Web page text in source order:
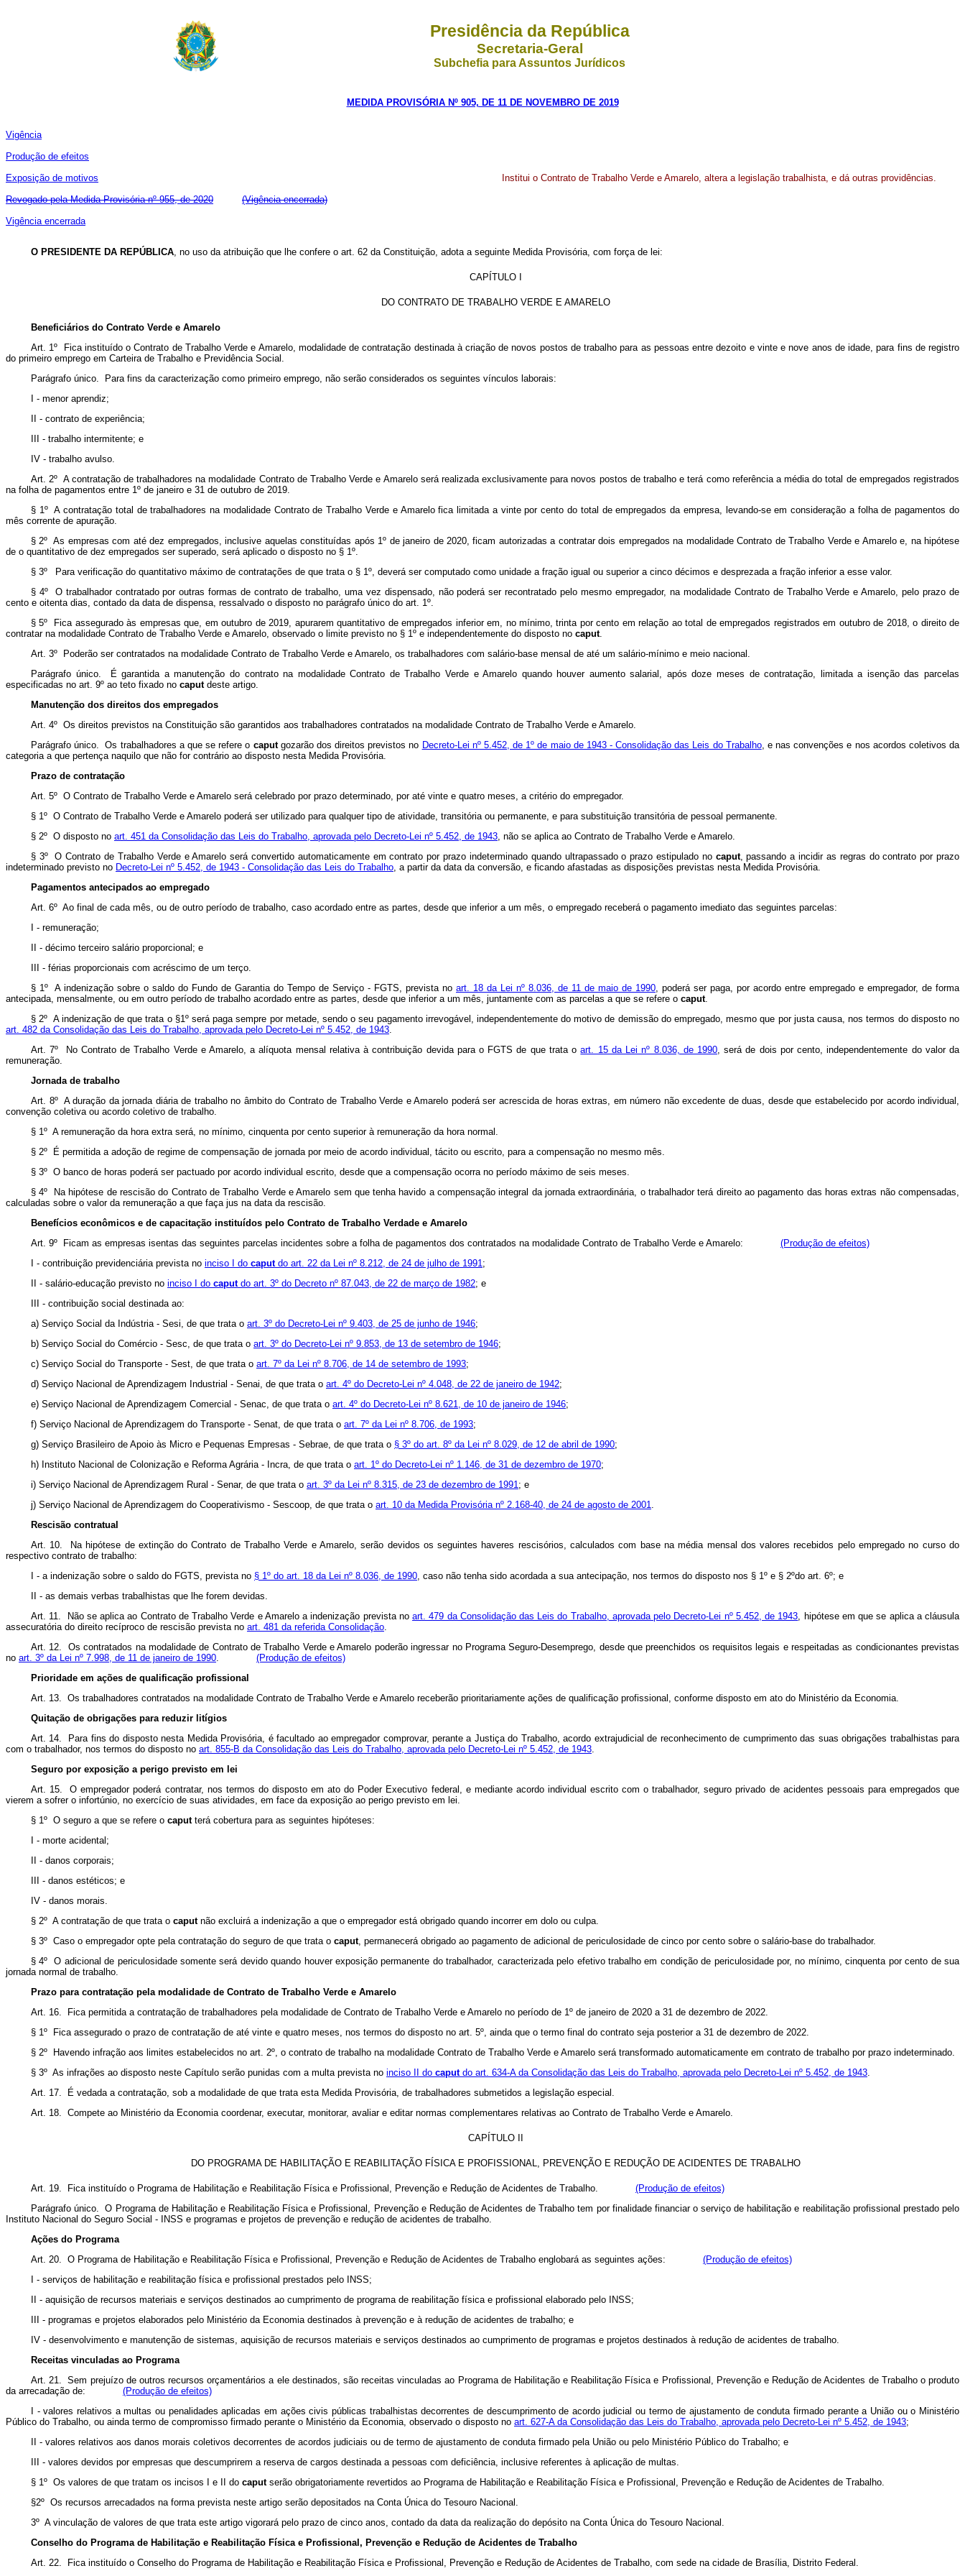
Presidência da República
Secretaria-Geral
Subchefia para Assuntos Jurídicos
MEDIDA PROVISÓRIA Nº 905, DE 11 DE NOVEMBRO DE 2019
Vigência
Produção de efeitos
Exposição de motivos
Revogado pela Medida Provisória nº 955, de 2020
(Vigência encerrada)
Vigência encerrada
Institui o Contrato de Trabalho Verde e Amarelo, altera a legislação trabalhista, e dá outras providências.
O PRESIDENTE DA REPÚBLICA, no uso da atribuição que lhe confere o art. 62 da Constituição, adota a seguinte Medida Provisória, com força de lei:
CAPÍTULO I
DO CONTRATO DE TRABALHO VERDE E AMARELO
Beneficiários do Contrato Verde e Amarelo
Art. 1º Fica instituído o Contrato de Trabalho Verde e Amarelo, modalidade de contratação destinada à criação de novos postos de trabalho para as pessoas entre dezoito e vinte e nove anos de idade, para fins de registro
do primeiro emprego em Carteira de Trabalho e Previdência Social.
Parágrafo único. Para fins da caracterização como primeiro emprego, não serão considerados os seguintes vínculos laborais:
I - menor aprendiz;
II - contrato de experiência;
III - trabalho intermitente; e
IV - trabalho avulso.
Art. 2º A contratação de trabalhadores na modalidade Contrato de Trabalho Verde e Amarelo será realizada exclusivamente para novos postos de trabalho e terá como referência a média do total de empregados registrados
na folha de pagamentos entre 1º de janeiro e 31 de outubro de 2019.
§ 1º A contratação total de trabalhadores na modalidade Contrato de Trabalho Verde e Amarelo fica limitada a vinte por cento do total de empregados da empresa, levando-se em consideração a folha de pagamentos do
mês corrente de apuração.
§ 2º As empresas com até dez empregados, inclusive aquelas constituídas após 1º de janeiro de 2020, ficam autorizadas a contratar dois empregados na modalidade Contrato de Trabalho Verde e Amarelo e, na hipótese
de o quantitativo de dez empregados ser superado, será aplicado o disposto no § 1º.
§ 3º Para verificação do quantitativo máximo de contratações de que trata o § 1º, deverá ser computado como unidade a fração igual ou superior a cinco décimos e desprezada a fração inferior a esse valor.
§ 4º O trabalhador contratado por outras formas de contrato de trabalho, uma vez dispensado, não poderá ser recontratado pelo mesmo empregador, na modalidade Contrato de Trabalho Verde e Amarelo, pelo prazo de
cento e oitenta dias, contado da data de dispensa, ressalvado o disposto no parágrafo único do art. 1º.
§ 5º Fica assegurado às empresas que, em outubro de 2019, apurarem quantitativo de empregados inferior em, no mínimo, trinta por cento em relação ao total de empregados registrados em outubro de 2018, o direito de
contratar na modalidade Contrato de Trabalho Verde e Amarelo, observado o limite previsto no § 1º e independentemente do disposto no caput.
Art. 3º Poderão ser contratados na modalidade Contrato de Trabalho Verde e Amarelo, os trabalhadores com salário-base mensal de até um salário-mínimo e meio nacional.
Parágrafo único. É garantida a manutenção do contrato na modalidade Contrato de Trabalho Verde e Amarelo quando houver aumento salarial, após doze meses de contratação, limitada a isenção das parcelas
especificadas no art. 9º ao teto fixado no caputdeste artigo.
Manutenção dos direitos dos empregados
Art. 4º Os direitos previstos na Constituição são garantidos aos trabalhadores contratados na modalidade Contrato de Trabalho Verde e Amarelo.
Parágrafo único. Os trabalhadores a que se refere o caput gozarão dos direitos previstos no Decreto-Lei nº 5.452, de 1º de maio de 1943 - Consolidação das Leis do Trabalho, e nas convenções e nos acordos coletivos da
categoria a que pertença naquilo que não for contrário ao disposto nesta Medida Provisória.
Prazo de contratação
Art. 5º O Contrato de Trabalho Verde e Amarelo será celebrado por prazo determinado, por até vinte e quatro meses, a critério do empregador.
§ 1º O Contrato de Trabalho Verde e Amarelo poderá ser utilizado para qualquer tipo de atividade, transitória ou permanente, e para substituição transitória de pessoal permanente.
§ 2º O disposto no art. 451 da Consolidação das Leis do Trabalho, aprovada pelo Decreto-Lei nº 5.452, de 1943, não se aplica ao Contrato de Trabalho Verde e Amarelo.
§ 3º O Contrato de Trabalho Verde e Amarelo será convertido automaticamente em contrato por prazo indeterminado quando ultrapassado o prazo estipulado no caput, passando a incidir as regras do contrato por prazo
indeterminado previsto no Decreto-Lei nº 5.452, de 1943 - Consolidação das Leis do Trabalho, a partir da data da conversão, e ficando afastadas as disposições previstas nesta Medida Provisória.
Pagamentos antecipados ao empregado
Art. 6º Ao final de cada mês, ou de outro período de trabalho, caso acordado entre as partes, desde que inferior a um mês, o empregado receberá o pagamento imediato das seguintes parcelas:
I - remuneração;
II - décimo terceiro salário proporcional; e
III - férias proporcionais com acréscimo de um terço.
§ 1º A indenização sobre o saldo do Fundo de Garantia do Tempo de Serviço - FGTS, prevista no art. 18 da Lei nº 8.036, de 11 de maio de 1990, poderá ser paga, por acordo entre empregado e empregador, de forma
antecipada, mensalmente, ou em outro período de trabalho acordado entre as partes, desde que inferior a um mês, juntamente com as parcelas a que se refere o caput.
§ 2º A indenização de que trata o §1º será paga sempre por metade, sendo o seu pagamento irrevogável, independentemente do motivo de demissão do empregado, mesmo que por justa causa, nos termos do disposto no
art. 482 da Consolidação das Leis do Trabalho, aprovada pelo Decreto-Lei nº 5.452, de 1943.
Art. 7º No Contrato de Trabalho Verde e Amarelo, a alíquota mensal relativa à contribuição devida para o FGTS de que trata oart. 15 da Lei nº 8.036, de 1990, será de dois por cento, independentemente do valor da
remuneração.
Jornada de trabalho
Art. 8º A duração da jornada diária de trabalho no âmbito do Contrato de Trabalho Verde e Amarelo poderá ser acrescida de horas extras, em número não excedente de duas, desde que estabelecido por acordo individual,
convenção coletiva ou acordo coletivo de trabalho.
§ 1º A remuneração da hora extra será, no mínimo, cinquenta por cento superior à remuneração da hora normal.
§ 2º É permitida a adoção de regime de compensação de jornada por meio de acordo individual, tácito ou escrito, para a compensação no mesmo mês.
§ 3º O banco de horas poderá ser pactuado por acordo individual escrito, desde que a compensação ocorra no período máximo de seis meses.
§ 4º Na hipótese de rescisão do Contrato de Trabalho Verde e Amarelo sem que tenha havido a compensação integral da jornada extraordinária, o trabalhador terá direito ao pagamento das horas extras não compensadas,
calculadas sobre o valor da remuneração a que faça jus na data da rescisão.
Benefícios econômicos e de capacitação instituídos pelo Contrato de Trabalho Verdade e Amarelo
Art. 9º Ficam as empresas isentas das seguintes parcelas incidentes sobre a folha de pagamentos dos contratados na modalidade Contrato de Trabalho Verde e Amarelo:
(Produção de efeitos)
I - contribuição previdenciária prevista no inciso I do caput do art. 22 da Lei nº 8.212, de 24 de julho de 1991;
II - salário-educação previsto no inciso I do caput do art. 3º do Decreto nº 87.043, de 22 de março de 1982; e
III - contribuição social destinada ao:
a) Serviço Social da Indústria - Sesi, de que trata o art. 3º do Decreto-Lei nº 9.403, de 25 de junho de 1946;
b) Serviço Social do Comércio - Sesc, de que trata o art. 3º do Decreto-Lei nº 9.853, de 13 de setembro de 1946;
c) Serviço Social do Transporte - Sest, de que trata o art. 7º da Lei nº 8.706, de 14 de setembro de 1993;
d) Serviço Nacional de Aprendizagem Industrial - Senai, de que trata o art. 4º do Decreto-Lei nº 4.048, de 22 de janeiro de 1942;
e) Serviço Nacional de Aprendizagem Comercial - Senac, de que trata o art. 4º do Decreto-Lei nº 8.621, de 10 de janeiro de 1946;
f) Serviço Nacional de Aprendizagem do Transporte - Senat, de que trata o art. 7º da Lei nº 8.706, de 1993;
g) Serviço Brasileiro de Apoio às Micro e Pequenas Empresas - Sebrae, de que trata o § 3º do art. 8º da Lei nº 8.029, de 12 de abril de 1990;
h) Instituto Nacional de Colonização e Reforma Agrária - Incra, de que trata o art. 1º do Decreto-Lei nº 1.146, de 31 de dezembro de 1970;
i) Serviço Nacional de Aprendizagem Rural - Senar, de que trata o art. 3º da Lei nº 8.315, de 23 de dezembro de 1991; e
j) Serviço Nacional de Aprendizagem do Cooperativismo - Sescoop, de que trata o art. 10 da Medida Provisória nº 2.168-40, de 24 de agosto de 2001.
Rescisão contratual
Art. 10. Na hipótese de extinção do Contrato de Trabalho Verde e Amarelo, serão devidos os seguintes haveres rescisórios, calculados com base na média mensal dos valores recebidos pelo empregado no curso do
respectivo contrato de trabalho:
I - a indenização sobre o saldo do FGTS, prevista no § 1º do art. 18 da Lei nº 8.036, de 1990, caso não tenha sido acordada a sua antecipação, nos termos do disposto nos § 1º e § 2ºdo art. 6º; e
II - as demais verbas trabalhistas que lhe forem devidas.
Art. 11. Não se aplica ao Contrato de Trabalho Verde e Amarelo a indenização prevista noart. 479 da Consolidação das Leis do Trabalho, aprovada pelo Decreto-Lei nº 5.452, de 1943, hipótese em que se aplica a cláusula
assecuratória do direito recíproco de rescisão prevista no art. 481 da referida Consolidação.
Art. 12. Os contratados na modalidade de Contrato de Trabalho Verde e Amarelo poderão ingressar no Programa Seguro-Desemprego, desde que preenchidos os requisitos legais e respeitadas as condicionantes previstas
no art. 3º da Lei nº 7.998, de 11 de janeiro de 1990.
(Produção de efeitos)
Prioridade em ações de qualificação profissional
Art. 13. Os trabalhadores contratados na modalidade Contrato de Trabalho Verde e Amarelo receberão prioritariamente ações de qualificação profissional, conforme disposto em ato do Ministério da Economia.
Quitação de obrigações para reduzir litígios
Art. 14. Para fins do disposto nesta Medida Provisória, é facultado ao empregador comprovar, perante a Justiça do Trabalho, acordo extrajudicial de reconhecimento de cumprimento das suas obrigações trabalhistas para
com o trabalhador, nos termos do disposto no art. 855-B da Consolidação das Leis do Trabalho, aprovada pelo Decreto-Lei nº 5.452, de 1943.
Seguro por exposição a perigo previsto em lei
Art. 15. O empregador poderá contratar, nos termos do disposto em ato do Poder Executivo federal, e mediante acordo individual escrito com o trabalhador, seguro privado de acidentes pessoais para empregados que
vierem a sofrer o infortúnio, no exercício de suas atividades, em face da exposição ao perigo previsto em lei.
§ 1º O seguro a que se refere o caputterá cobertura para as seguintes hipóteses:
I - morte acidental;
II - danos corporais;
III - danos estéticos; e
IV - danos morais.
§ 2º A contratação de que trata o caput não excluirá a indenização a que o empregador está obrigado quando incorrer em dolo ou culpa.
§ 3º Caso o empregador opte pela contratação do seguro de que trata o caput, permanecerá obrigado ao pagamento de adicional de periculosidade de cinco por cento sobre o salário-base do trabalhador.
§ 4º O adicional de periculosidade somente será devido quando houver exposição permanente do trabalhador, caracterizada pelo efetivo trabalho em condição de periculosidade por, no mínimo, cinquenta por cento de sua
jornada normal de trabalho.
Prazo para contratação pela modalidade de Contrato de Trabalho Verde e Amarelo
Art. 16. Fica permitida a contratação de trabalhadores pela modalidade de Contrato de Trabalho Verde e Amarelo no período de 1º de janeiro de 2020 a 31 de dezembro de 2022.
§ 1º Fica assegurado o prazo de contratação de até vinte e quatro meses, nos termos do disposto no art. 5º, ainda que o termo final do contrato seja posterior a 31 de dezembro de 2022.
§ 2º Havendo infração aos limites estabelecidos no art. 2º, o contrato de trabalho na modalidade Contrato de Trabalho Verde e Amarelo será transformado automaticamente em contrato de trabalho por prazo indeterminado.
§ 3º As infrações ao disposto neste Capítulo serão punidas com a multa prevista no inciso II do caput do art. 634-A da Consolidação das Leis do Trabalho, aprovada pelo Decreto-Lei nº 5.452, de 1943.
Art. 17. É vedada a contratação, sob a modalidade de que trata esta Medida Provisória, de trabalhadores submetidos a legislação especial.
Art. 18. Compete ao Ministério da Economia coordenar, executar, monitorar, avaliar e editar normas complementares relativas ao Contrato de Trabalho Verde e Amarelo.
CAPÍTULO II
DO PROGRAMA DE HABILITAÇÃO E REABILITAÇÃO FÍSICA E PROFISSIONAL, PREVENÇÃO E REDUÇÃO DE ACIDENTES DE TRABALHO
Art. 19. Fica instituído o Programa de Habilitação e Reabilitação Física e Profissional, Prevenção e Redução de Acidentes de Trabalho. (Produção de efeitos)
Parágrafo único. O Programa de Habilitação e Reabilitação Física e Profissional, Prevenção e Redução de Acidentes de Trabalho tem por finalidade financiar o serviço de habilitação e reabilitação profissional prestado pelo
Instituto Nacional do Seguro Social - INSS e programas e projetos de prevenção e redução de acidentes de trabalho.
Ações do Programa
Art. 20. O Programa de Habilitação e Reabilitação Física e Profissional, Prevenção e Redução de Acidentes de Trabalho englobará as seguintes ações: (Produção de efeitos)
I - serviços de habilitação e reabilitação física e profissional prestados pelo INSS;
II - aquisição de recursos materiais e serviços destinados ao cumprimento de programa de reabilitação física e profissional elaborado pelo INSS;
III - programas e projetos elaborados pelo Ministério da Economia destinados à prevenção e à redução de acidentes de trabalho; e
IV - desenvolvimento e manutenção de sistemas, aquisição de recursos materiais e serviços destinados ao cumprimento de programas e projetos destinados à redução de acidentes de trabalho.
Receitas vinculadas ao Programa
Art. 21. Sem prejuízo de outros recursos orçamentários a ele destinados, são receitas vinculadas ao Programa de Habilitação e Reabilitação Física e Profissional, Prevenção e Redução de Acidentes de Trabalho o produto
da arrecadação de: (Produção de efeitos)
I - valores relativos a multas ou penalidades aplicadas em ações civis públicas trabalhistas decorrentes de descumprimento de acordo judicial ou termo de ajustamento de conduta firmado perante a União ou o Ministério
Público do Trabalho, ou ainda termo de compromisso firmado perante o Ministério da Economia, observado o disposto no art. 627-A da Consolidação das Leis do Trabalho, aprovada pelo Decreto-Lei nº 5.452, de 1943;
II - valores relativos aos danos morais coletivos decorrentes de acordos judiciais ou de termo de ajustamento de conduta firmado pela União ou pelo Ministério Público do Trabalho; e
III - valores devidos por empresas que descumprirem a reserva de cargos destinada a pessoas com deficiência, inclusive referentes à aplicação de multas.
§ 1º Os valores de que tratam os incisos I e II do caput serão obrigatoriamente revertidos ao Programa de Habilitação e Reabilitação Física e Profissional, Prevenção e Redução de Acidentes de Trabalho.
§2º Os recursos arrecadados na forma prevista neste artigo serão depositados na Conta Única do Tesouro Nacional.
3º A vinculação de valores de que trata este artigo vigorará pelo prazo de cinco anos, contado da data da realização do depósito na Conta Única do Tesouro Nacional.
Conselho do Programa de Habilitação e Reabilitação Física e Profissional, Prevenção e Redução de Acidentes de Trabalho
Art. 22. Fica instituído o Conselho do Programa de Habilitação e Reabilitação Física e Profissional, Prevenção e Redução de Acidentes de Trabalho, com sede na cidade de Brasília, Distrito Federal.